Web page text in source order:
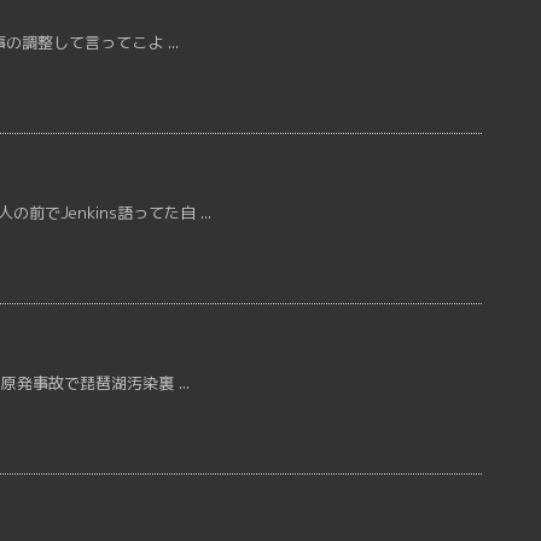
調整して言ってこよ ...
の前でJenkins語ってた自 ...
発事故で琵琶湖汚染裏 ...